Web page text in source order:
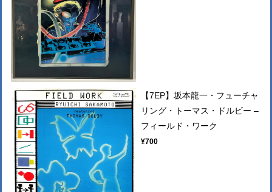
【7EP】坂本龍一・フューチャ
リング・トーマス・ドルビー –
フィールド・ワーク
¥700